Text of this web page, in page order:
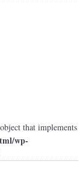
that implements
wp-